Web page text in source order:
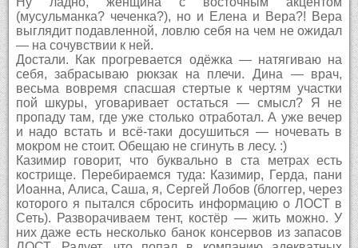
(мусульманка? чеченка?), но и Елена и Вера?! Вера
выглядит подавленной, ловлю себя на чем не ожидал
— на сочувствии к ней.
Достали. Как прогревается одёжка — натягиваю на
себя, забрасываю рюкзак на плечи. Дина — врач,
весьма вовремя спасшая стертые к чертям участки
пой шкуры, уговаривает остаться — смысл? Я не
пропаду там, где уже столько отработал. А уже вечер
и надо встать и всё-таки досушиться — ночевать в
мокром не стоит. Обещаю не сгинуть в лесу. :)
Казимир говорит, что буквально в ста метрах есть
кострище. Перебираемся туда: Казимир, Герда, пани
Иоанна, Алиса, Саша, я, Сергей Лобов (блоггер, через
которого я пытался сбросить информацию о ЛОСТ в
Сеть). Разворачиваем тент, костёр — жить можно. У
них даже есть несколько банок консервов из запасов